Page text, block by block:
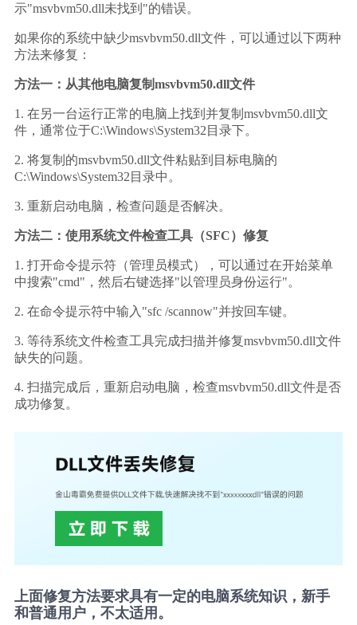
示"msvbvm50.dll未找到"的错误。
如果你的系统中缺少msvbvm50.dll文件，可以通过以下两种
方法来修复：
方法一：从其他电脑复制msvbvm50.dll文件
1. 在另一台运行正常的电脑上找到并复制msvbvm50.dll文
件，通常位于C:\Windows\System32目录下。
2. 将复制的msvbvm50.dll文件粘贴到目标电脑的
C:\Windows\System32目录中。
3. 重新启动电脑，检查问题是否解决。
方法二：使用系统文件检查工具（SFC）修复
1. 打开命令提示符（管理员模式），可以通过在开始菜单
中搜索"cmd"，然后右键选择"以管理员身份运行"。
2. 在命令提示符中输入"sfc /scannow"并按回车键。
3. 等待系统文件检查工具完成扫描并修复msvbvm50.dll文件
缺失的问题。
4. 扫描完成后，重新启动电脑，检查msvbvm50.dll文件是否
成功修复。
上面修复方法要求具有一定的电脑系统知识，新手
和普通用户，不太适用。